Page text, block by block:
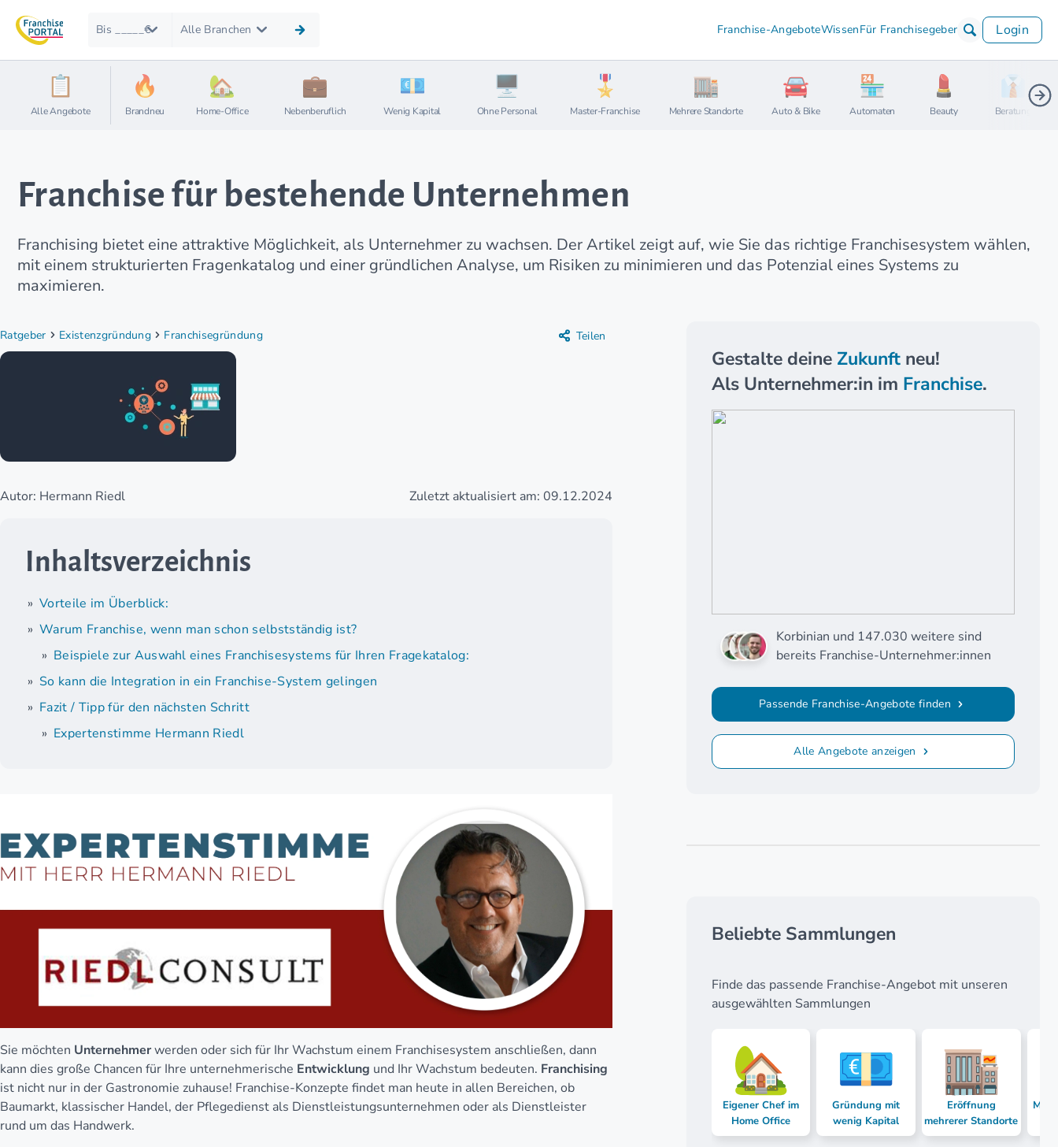
Bis _____€ Alle Branchen Franchise-AngeboteWissenFür Franchisegeber Login
Alle Angebote Brandneu Home-Office Nebenberuflich Wenig Kapital Ohne Personal Master-Franchise Mehrere Standorte Auto & Bike Automaten Beauty Beratung
Franchise für bestehende Unternehmen
Franchising bietet eine attraktive Möglichkeit, als Unternehmer zu wachsen. Der Artikel zeigt auf, wie Sie das richtige Franchisesystem wählen,
mit einem strukturierten Fragenkatalog und einer gründlichen Analyse, um Risiken zu minimieren und das Potenzial eines Systems zu
maximieren.
Ratgeber Existenzgründung Franchisegründung Teilen
Autor: Hermann Riedl Zuletzt aktualisiert am: 09.12.2024
Inhaltsverzeichnis
Vorteile im Überblick:
Warum Franchise, wenn man schon selbstständig ist?
Beispiele zur Auswahl eines Franchisesystems für Ihren Fragekatalog:
So kann die Integration in ein Franchise-System gelingen
Fazit / Tipp für den nächsten Schritt
Expertenstimme Hermann Riedl
Sie möchten Unternehmerwerden oder sich für Ihr Wachstum einem Franchisesystem anschließen, dann
kann dies große Chancen für Ihre unternehmerische Entwicklung und Ihr Wachstum bedeuten. Franchising
ist nicht nur in der Gastronomie zuhause! Franchise-Konzepte findet man heute in allen Bereichen, ob
Baumarkt, klassischer Handel, der Pflegedienst als Dienstleistungsunternehmen oder als Dienstleister
rund um das Handwerk.
Gestalte deine Zukunftneu!
Als Unternehmer:in im Franchise.
Korbinian und 147.030 weitere sind
bereits Franchise-Unternehmer:innen
Passende Franchise-Angebote finden
Alle Angebote anzeigen
Beliebte Sammlungen
Finde das passende Franchise-Angebot mit unseren
ausgewählten Sammlungen
Eigener Chef im
Home Office
Gründung mit
wenig Kapital
Eröffnung
mehrerer Standorte